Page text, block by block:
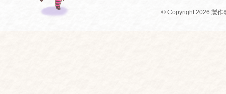
© Copyright 2026 製作